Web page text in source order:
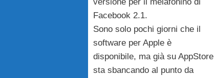
Facebook 2.1.
Sono solo pochi giorni che il
software per Apple è
disponibile, ma già su AppStore
sta sbancando al punto da